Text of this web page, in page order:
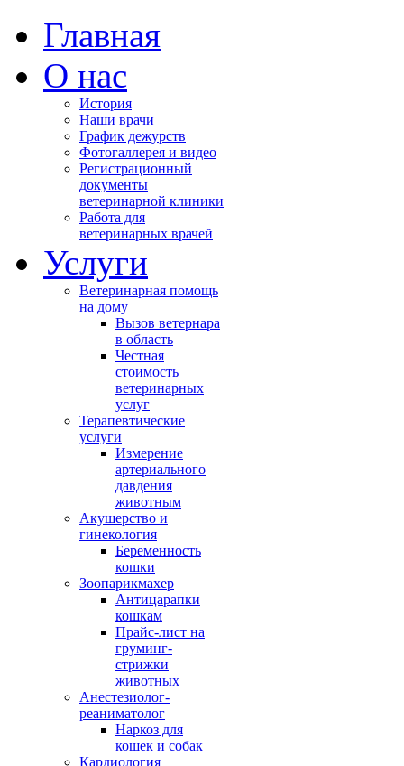
Главная
О нас
История
Наши врачи
График дежурств
Фотогаллерея и видео
Регистрационный
документы
ветеринарной клиники
Работа для
ветеринарных врачей
Услуги
Ветеринарная помощь
на дому
Вызов ветернара
в область
Честная
стоимость
ветеринарных
услуг
Терапевтические
услуги
Измерение
артериального
давдения
животным
Акушерство и
гинекология
Беременность
кошки
Зоопарикмахер
Антицарапки
кошкам
Прайс-лист на
груминг-
стрижки
животных
Анестезиолог-
реаниматолог
Наркоз для
кошек и собак
Кардиология